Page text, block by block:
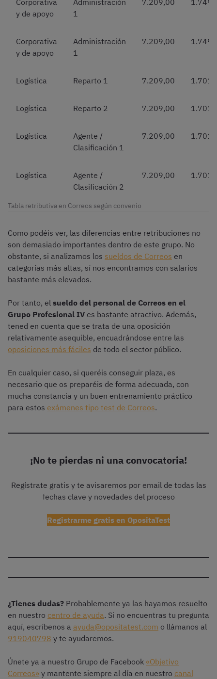
Corporativa
y de apoyo
Administración
1
7.209,00
Corporativa
y de apoyo
Administración
1
7.209,00
Logística Reparto 1 7.209,00
Logística Reparto 2 7.209,00
Logística
Agente /
Clasificación 1
7.209,00
Logística
Agente /
Clasificación 2
7.209,00
Tabla retributiva en Correos según convenio
Como podéis ver, las diferencias entre retribuciones no
son demasiado importantes dentro de este grupo. No
obstante, si analizamos los sueldos de Correos en
categorías más altas, sí nos encontramos con salarios
bastante más elevados.
Por tanto, el sueldo del personal de Correos en el
Grupo Profesional IV es bastante atractivo. Además,
tened en cuenta que se trata de una oposición
relativamente asequible, encuadrándose entre las
oposiciones más fáciles de todo el sector público.
En cualquier caso, si queréis conseguir plaza, es
necesario que os preparéis de forma adecuada, con
mucha constancia y un buen entrenamiento práctico
para estos exámenes tipo test de Correos.
¡No te pierdas ni una convocatoria!
Regístrate gratis y te avisaremos por email de todas las
fechas clave y novedades del proceso
Registrarme gratis en OpositaTest
¿Tienes dudas? Probablemente ya las hayamos resuelto
en nuestro centro de ayuda. Si no encuentras tu pregunta
aquí, escríbenos a ayuda@opositatest.com o llámanos al
919040798 y te ayudaremos.
Únete ya a nuestro Grupo de Facebook «Objetivo
Correos» y mantente siempre al día en nuestro canal